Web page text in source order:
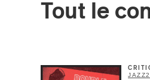
Tout le
JAZZ